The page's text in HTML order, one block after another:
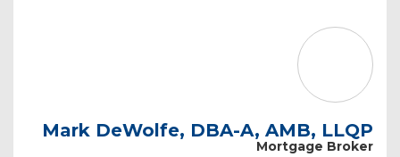
Mark DeWolfe, DBA-A, AMB, LLQP
Mortgage Broker